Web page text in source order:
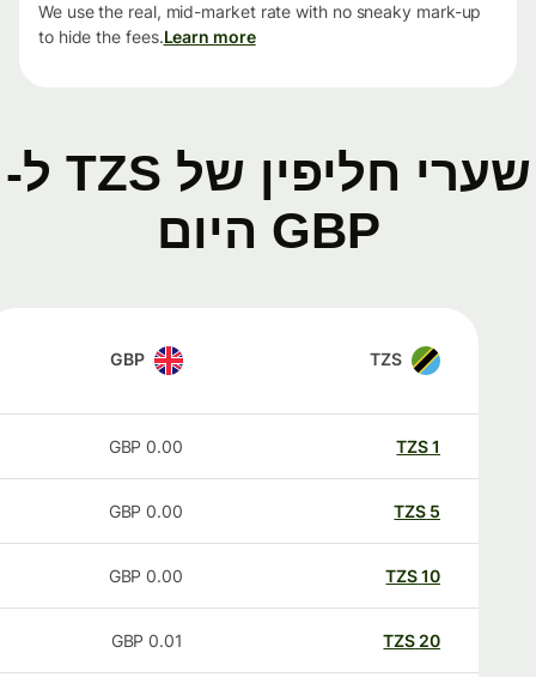
We use the real, mid-market rate with no sneaky mark-up
to hide the fees.Learn more
שערי חליפין של TZS ל-
GBP היום
TZS
GBP
TZS
0.00
GBP
TZS
0.00
GBP
TZS
0.00
GBP
20
TZS
0.01
GBP